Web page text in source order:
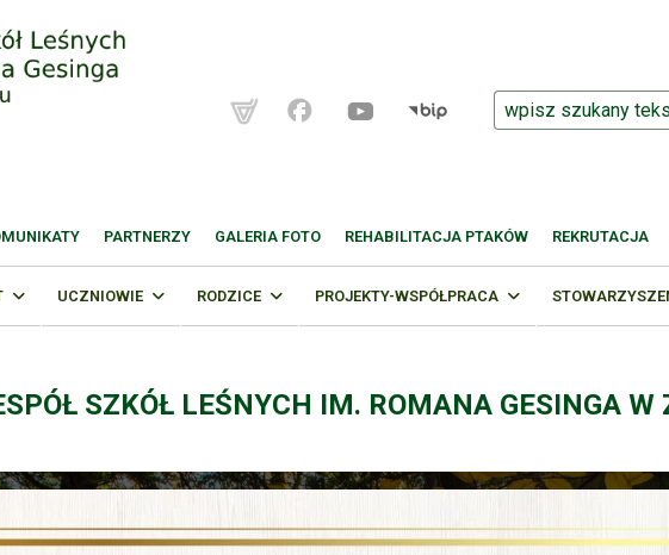
PARTNERZY GALERIA FOTO REHABILITACJA PTAKÓW REKRUTACJA
UCZNIOWIE RODZICE PROJEKTY-WSPÓŁPRACA
SZKÓŁ LEŚNYCH IM. ROMANA GESINGA W